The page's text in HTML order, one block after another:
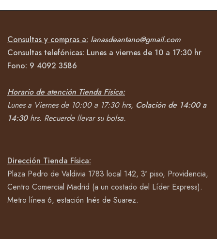
Consultas y compras a: lanasdeantano@gmail.com
Consultas telefónicas: Lunes a viernes de 10 a 17:30 hr
Fono: 9 4092 3586
Horario de atención Tienda Física:
Lunes a Viernes de 10:00 a 17:30 hrs, Colación de 14:00 a
14:30hrs. Recuerde llevar su bolsa.
Dirección Tienda Física:
Plaza Pedro de Valdivia 1783 local 142, 3º piso, Providencia,
Centro Comercial Madrid (a un costado del Líder Express).
Metro línea 6, estación Inés de Suarez.